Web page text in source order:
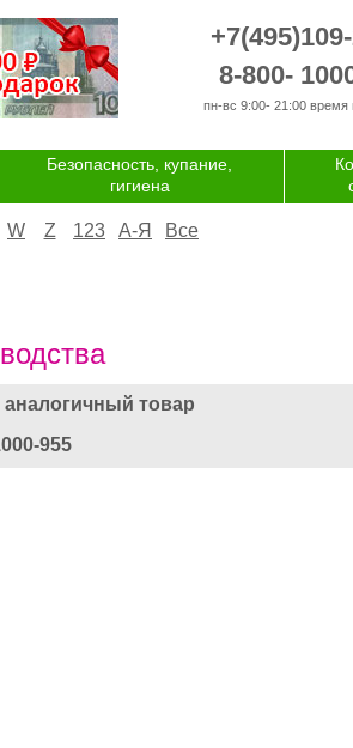
8-800-
пн-вс 9:00- 21:00 время
Безопасность, купание,
гигиена
W Z 123 А-Я Все
товар
955